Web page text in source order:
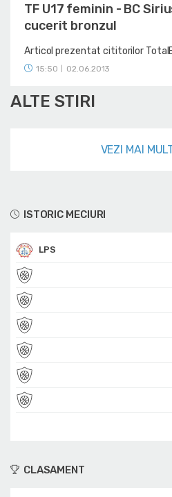
ISTORIC MECIURI
LPS
TF U17 feminin - BC
cucerit bronzul
Articol prezentat cititorilor
15:50 02.06.2013
ALTE STIRI
VEZI MAI
CLASAMENT